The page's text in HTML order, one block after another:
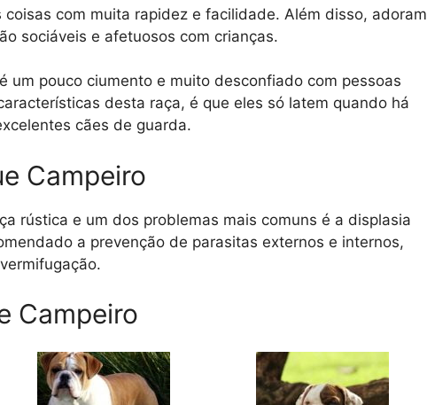
com muita rapidez e facilidade. Além disso, adoram
sociáveis e afetuosos com crianças.
um pouco ciumento e muito desconfiado com pessoas
desta raça, é que eles só latem quando há
cães de guarda.
Campeiro
rústica e um dos problemas mais comuns é a displasia
a prevenção de parasitas externos e internos,
Campeiro